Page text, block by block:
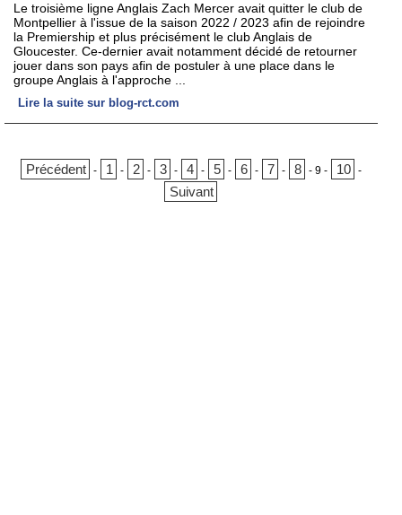
Le troisième ligne Anglais Zach Mercer avait quitter le club de
Montpellier à l'issue de la saison 2022 / 2023 afin de rejoindre
la Premiership et plus précisément le club Anglais de
Gloucester. Ce-dernier avait notamment décidé de retourner
jouer dans son pays afin de postuler à une place dans le
groupe Anglais à l'approche ...
Lire la suite sur blog-rct.com
Précédent - 1 - 2 - 3 - 4 - 5 - 6 - 7 - 8 -9 - 10 -
Suivant